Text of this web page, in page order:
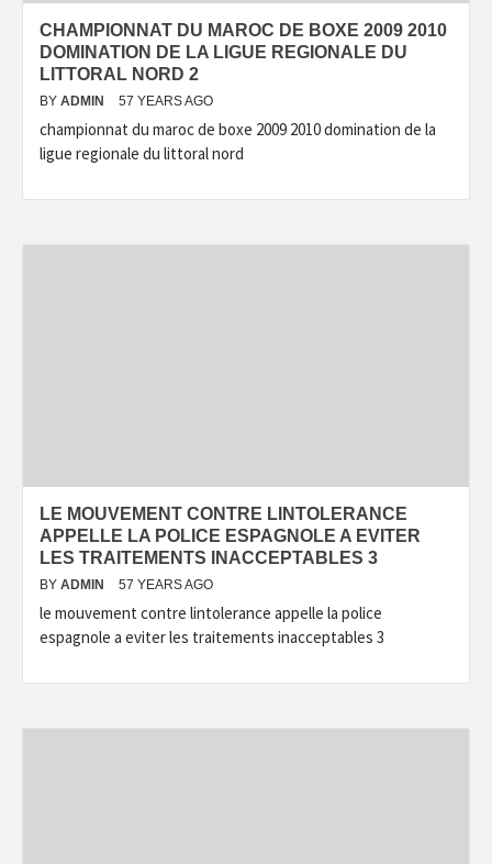
CHAMPIONNAT DU MAROC DE BOXE 2009 2010
DOMINATION DE LA LIGUE REGIONALE DU
LITTORAL NORD 2
BY ADMIN 57 YEARS AGO
championnat du maroc de boxe 2009 2010 domination de la
ligue regionale du littoral nord
LE MOUVEMENT CONTRE LINTOLERANCE
APPELLE LA POLICE ESPAGNOLE A EVITER
LES TRAITEMENTS INACCEPTABLES 3
BY ADMIN 57 YEARS AGO
le mouvement contre lintolerance appelle la police
espagnole a eviter les traitements inacceptables 3